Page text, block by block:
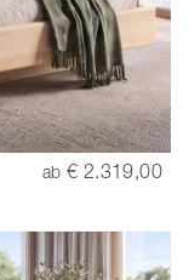
ab € 2.319,00